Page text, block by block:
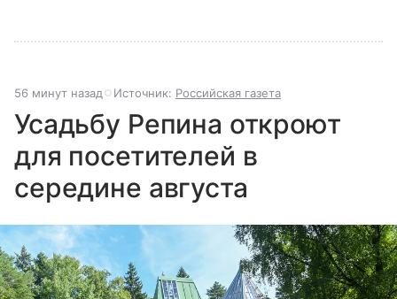
56 минут назад Источник: Российская газета
Усадьбу Репина откроют
для посетителей в
середине августа